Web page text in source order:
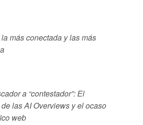
más conectada y las más
a “contestador”: El
las AI Overviews y el ocaso
web